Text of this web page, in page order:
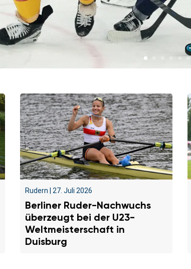
Rudern 27. Juli 2026
Berliner Ruder-Nachwuchs
überzeugt bei der U23-
Weltmeisterschaft in
Duisburg